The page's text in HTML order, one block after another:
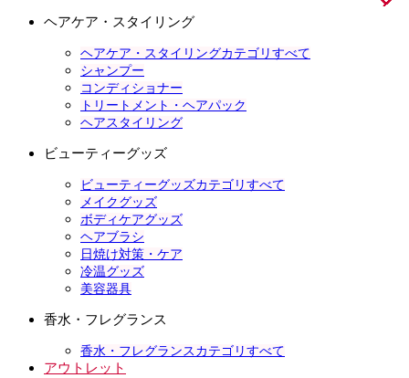
ヘアケア・スタイリング
ヘアケア・スタイリングカテゴリすべて
シャンプー
コンディショナー
トリートメント・ヘアパック
ヘアスタイリング
ビューティーグッズ
ビューティーグッズカテゴリすべて
メイクグッズ
ボディケアグッズ
ヘアブラシ
日焼け対策・ケア
冷温グッズ
美容器具
香水・フレグランス
香水・フレグランスカテゴリすべて
アウトレット